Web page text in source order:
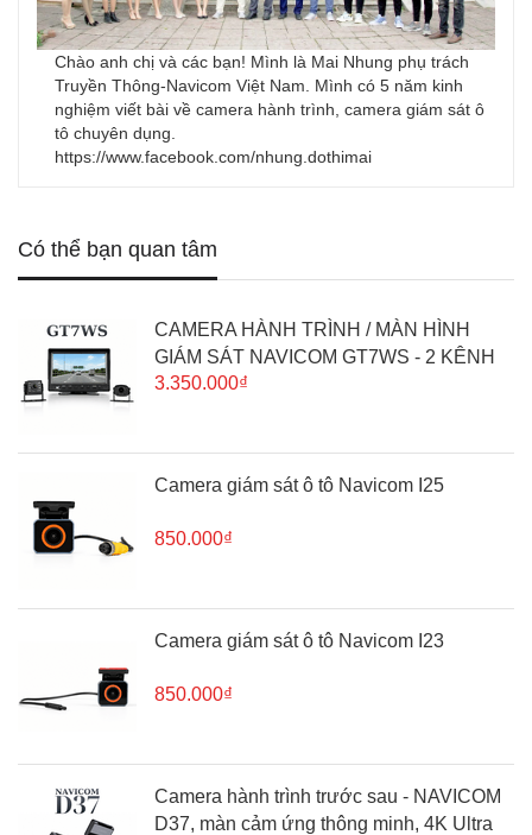
Chào anh chị và các bạn! Mình là Mai Nhung phụ trách
Truyền Thông-Navicom Việt Nam. Mình có 5 năm kinh
nghiệm viết bài về camera hành trình, camera giám sát ô
tô chuyên dụng.
https://www.facebook.com/nhung.dothimai
Có thể bạn quan tâm
CAMERA HÀNH TRÌNH / MÀN HÌNH
GIÁM SÁT NAVICOM GT7WS - 2 KÊNH
2K, TÍCH HỢP WIFI & GPS
3.350.000₫
Camera giám sát ô tô Navicom I25
850.000₫
Camera giám sát ô tô Navicom I23
850.000₫
Camera hành trình trước sau - NAVICOM
D37, màn cảm ứng thông minh, 4K Ultra